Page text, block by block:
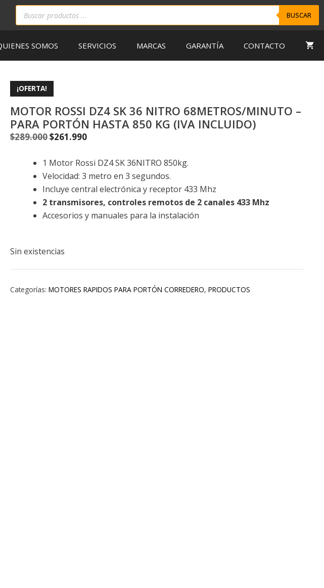
BUSCAR
SOMOS SERVICIOS MARCAS GARANTÍA CONTACTO
¡OFERTA!
MOTOR ROSSI DZ4 SK 36 NITRO 68METROS/MINUTO –
PARA PORTÓN HASTA 850 KG (IVA INCLUIDO)
$289.000$261.990
1 Motor Rossi DZ4 SK 36NITRO 850kg.
Velocidad: 3 metro en 3 segundos.
Incluye central electrónica y receptor 433 Mhz
2 transmisores, controles remotos de 2 canales 433 Mhz
Accesorios y manuales para la instalación
Sin existencias
Categorías: MOTORES RAPIDOS PARA PORTÓN CORREDERO, PRODUCTOS